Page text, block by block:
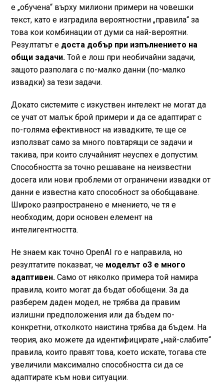
е „обучена“ върху милиони примери на човешки
текст, като е изградила вероятностни „правила“ за
това кои комбинации от думи са най-вероятни.
Резултатът едоста добър при изпълнението на
общи задачи.Той е лош при необичайни задачи,
защото разполага с по-малко данни (по-малко
извадки) за тези задачи.
Докато системите с изкуствен интелект не могат да
се учат от малък брой примери и да се адаптират с
по-голяма ефективност на извадките, те ще се
използват само за много повтарящи се задачи и
такива, при които случайният неуспех е допустим.
Способността за точно решаване на неизвестни
досега или нови проблеми от ограничени извадки от
данни е известна като способност за обобщаване.
Широко разпространено е мнението, че тя е
необходим, дори основен елемент на
интелигентността.
Не знаем как точно OpenAI го е направила, но
резултатите показват, че моделът o3 е много
адаптивен.Само от няколко примера той намира
правила, които могат да бъдат обобщени. За да
разберем даден модел, не трябва да правим
излишни предположения или да бъдем по-
конкретни, отколкото наистина трябва да бъдем. На
теория, ако можете да идентифицирате „най-слабите“
правила, които правят това, което искате, тогава сте
увеличили максимално способността си да се
адаптирате към нови ситуации.